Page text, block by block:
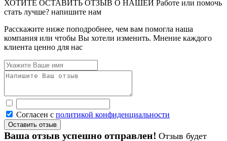
ХОТИТЕ ОСТАВИТЬ ОТЗЫВ О НАШЕЙ Работе или помочь
стать лучше? напишите нам
Расскажите ниже поподробнее, чем вам помогла наша
компания или чтобы Вы хотели изменить. Мнение каждого
клиента ценно для нас
Согласен с политикой конфиденциальности
Ваша отзыв успешно отправлен! Отзыв будет